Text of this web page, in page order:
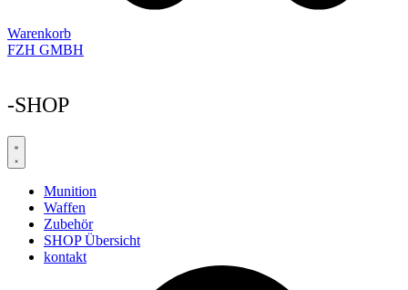
Warenkorb
FZH GMBH
-SHOP
Munition
Waffen
Zubehör
SHOP Übersicht
kontakt